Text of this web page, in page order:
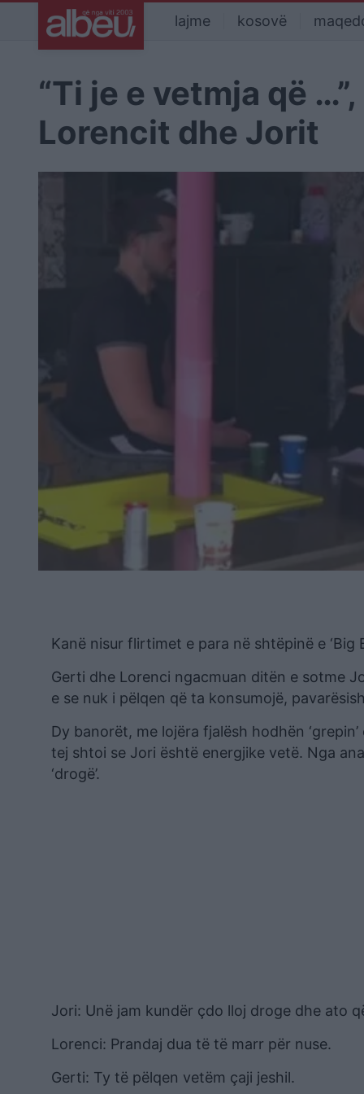
lajme kosovë
“Ti je e vetmja që
Lorencit dhe Jorit
Kanë nisur flirtimet e para në shtëpinë e ‘Big
Gerti dhe Lorenci ngacmuan ditën e sotme
e se nuk i pëlqen që ta konsumojë,
Dy banorët, me lojëra fjalësh hodhën
tej shtoi se Jori është energjike vetë. Nga
‘drogë’.
Jori: Unë jam kundër çdo lloj droge dhe ato
Lorenci: Prandaj dua të të marr për nuse.
Gerti: Ty të pëlqen vetëm çaji jeshil.